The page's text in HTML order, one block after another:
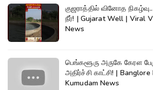
குஜராத்தில் வினோத நிகழ்வு.. கிணற்றில்
நீர்! | Gujarat Well | Viral
News
பெங்களூரு அருகே கேரள
அதிர்ச்சி காட்சி! |
Kumudam News